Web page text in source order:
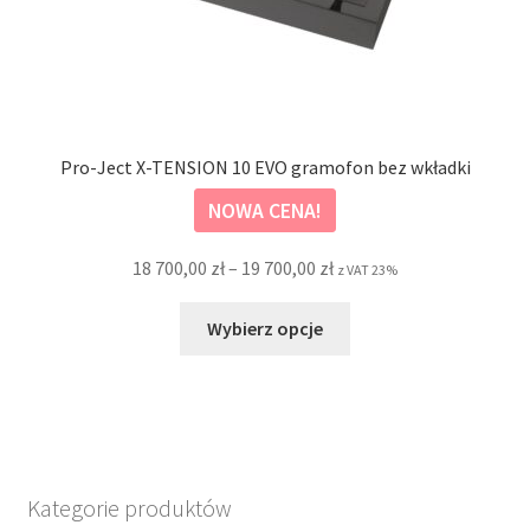
Pro-Ject X-TENSION 10 EVO gramofon bez wkładki
NOWA CENA!
18 700,00 zł– 19 700,00 złZakres
z VAT 23%
Wybierz opcje
Kategorie produktów